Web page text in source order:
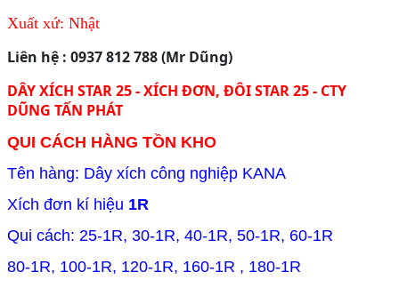
Xuất xứ: Nhật
Liên hệ : 0937 812 788 (Mr Dũng)
DÂY XÍCH STAR 25 - XÍCH ĐƠN, ĐÔI STAR 25 - CTY
DŨNG TẤN PHÁT
QUI CÁCH HÀNG TỒN KHO
Tên hàng: Dây xích công nghiệp KANA
Xích đơn kí hiệu 1R
Qui cách: 25-1R, 30-1R, 40-1R, 50-1R, 60-1R
80-1R, 100-1R, 120-1R, 160-1R , 180-1R